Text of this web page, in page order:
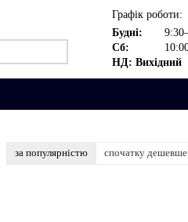
Графік роботи:
Будні:
Сб:
НД: Вихідний
за популярністю спочатку дешевше